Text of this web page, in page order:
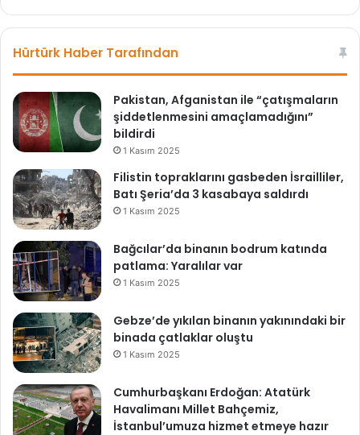
i
r
?
sit bo
Hürtürk Haber Tarafından
Pakistan, Afganistan ile “çatışmaların
şiddetlenmesini amaçlamadığını”
bildirdi
1 Kasım 2025
Filistin topraklarını gasbeden İsrailliler,
Batı Şeria’da 3 kasabaya saldırdı
1 Kasım 2025
Bağcılar’da binanın bodrum katında
patlama: Yaralılar var
1 Kasım 2025
Gebze’de yıkılan binanın yakınındaki bir
binada çatlaklar oluştu
1 Kasım 2025
Cumhurbaşkanı Erdoğan: Atatürk
Havalimanı Millet Bahçemiz,
İstanbul’umuza hizmet etmeye hazır